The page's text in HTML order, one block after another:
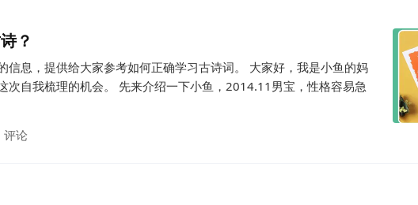
？
信息，提供给大家参考如何正确学习古诗词。 大家好，我是小鱼的妈
次自我梳理的机会。 先来介绍一下小鱼，2014.11男宝，性格容易急
评论